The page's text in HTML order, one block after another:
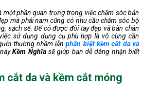
một phần quan trọng trong việc chăm sóc bản
mà phái nam cũng có nhu cầu chăm sóc bộ
sạch sẽ. Để có được đôi tay đẹp và bàn chân
sử dụng dụng cụ phù hợp là vô cùng cần
thường nhầm lẫnphân biệt kềm cắt da và
Kềm Nghĩasẽ giúp bạn dễ dàng nhận biết
cắt da và kềm cắt móng